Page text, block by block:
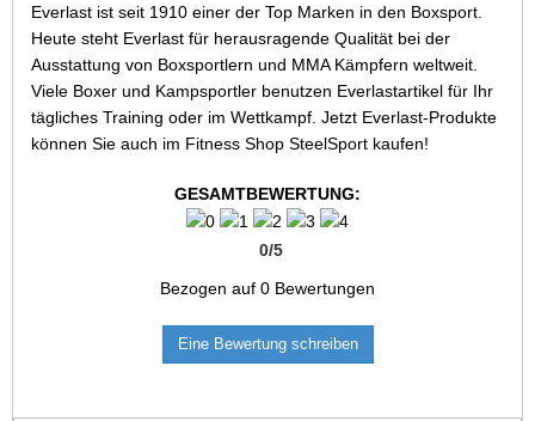
Everlast ist seit 1910 einer der Top Marken in den Boxsport.
Heute steht Everlast für herausragende Qualität bei der
Ausstattung von Boxsportlern und MMA Kämpfern weltweit.
Viele Boxer und Kampsportler benutzen Everlastartikel für Ihr
tägliches Training oder im Wettkampf. Jetzt Everlast-Produkte
können Sie auch im Fitness Shop SteelSport kaufen!
GESAMTBEWERTUNG:
0/5
Bezogen auf 0 Bewertungen
Eine Bewertung schreiben